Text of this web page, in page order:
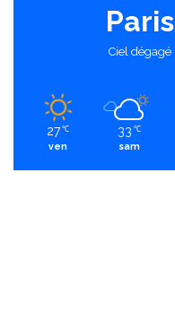
Paris
Ciel dégagé
27 ℃
ven
33 ℃
sam